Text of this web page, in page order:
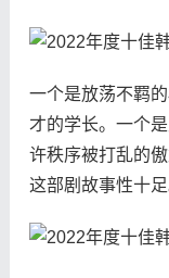
一个是放荡不羁
才的学长。一个
许秩序被打乱的
这部剧故事性十足